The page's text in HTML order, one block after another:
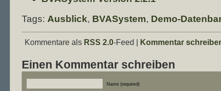
Tags: Ausblick, BVASystem, Demo-
Kommentare als RSS 2.0-Feed | Kommentar
Einen Kommentar schreiben
Name (required)